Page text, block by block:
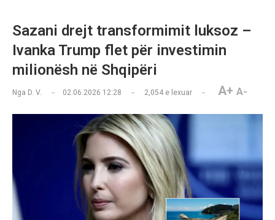
Sazani drejt transformimit luksoz –
Ivanka Trump flet për investimin
milionësh në Shqipëri
Nga D. V. 02.06.2026 12:28 2,054 e lexuar A+ A-